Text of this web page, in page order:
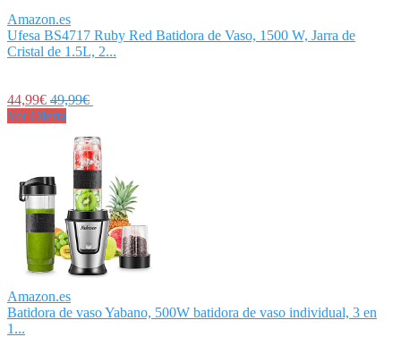
Amazon.es
Ufesa BS4717 Ruby Red Batidora de Vaso, 1500 W, Jarra de
Cristal de 1.5L, 2...
44,99€ 49,99€
Ver Oferta
Amazon.es
Batidora de vaso Yabano, 500W batidora de vaso individual, 3 en
1...